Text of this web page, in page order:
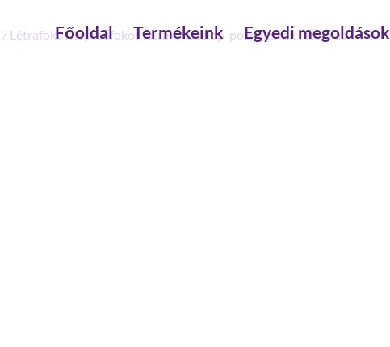
Főoldal Termékeink Egyedi megoldások
/ Létrafokos, lépcsőfokos létrák/Oszlop-póznalétrák / létraláb